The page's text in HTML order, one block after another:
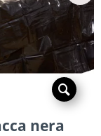
nera